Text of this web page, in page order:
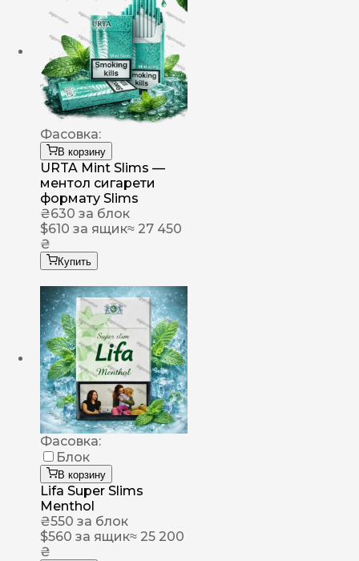
Фасовка:
В корзину
URTA Mint Slims —
ментол сигарети
формату Slims
₴630 за блок
$610 за ящик≈ 27 450
₴
Купить
Фасовка:
Блок
В корзину
Lifa Super Slims
Menthol
₴550 за блок
$560 за ящик≈ 25 200
₴